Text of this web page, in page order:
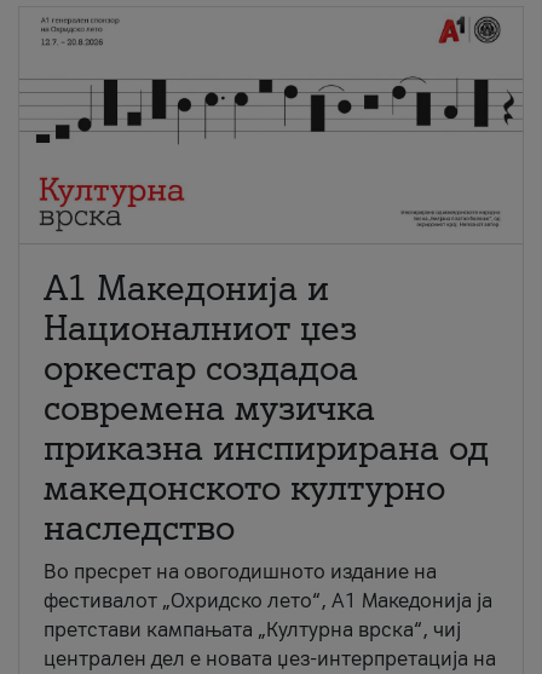
А1 Македонија и
Националниот џез
оркестар создадоа
современа музичка
приказна инспирирана од
македонското културно
наследство
Во пресрет на овогодишното издание на
фестивалот „Охридско лето“, А1 Македонија ја
претстави кампањата „Културна врска“, чиј
централен дел е новата џез-интерпретација на